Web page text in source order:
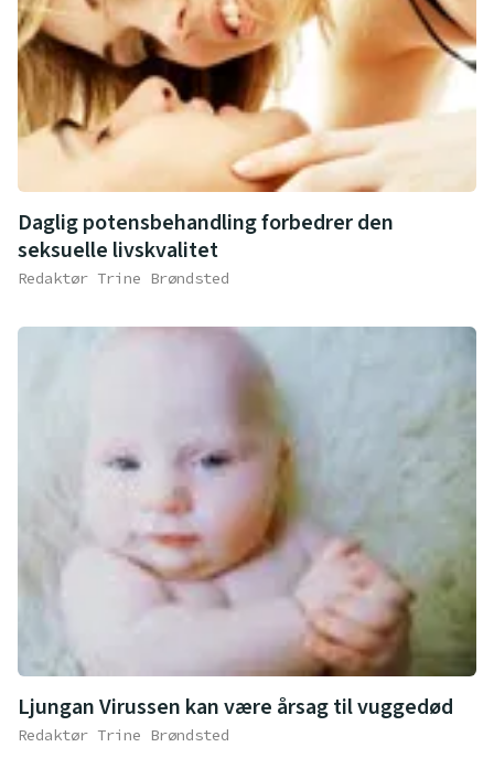
Daglig potensbehandling forbedrer den
seksuelle livskvalitet
Redaktør Trine Brøndsted
Ljungan Virussen kan være årsag til vuggedød
Redaktør Trine Brøndsted